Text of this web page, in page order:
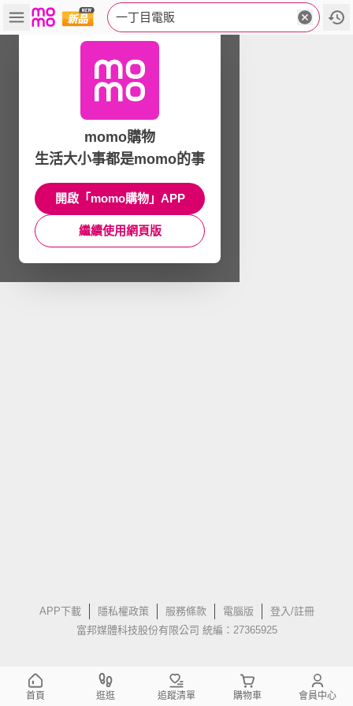
一丁目電販
APP下載 隱私權政策 服務條款 電腦版
登入/註冊
富邦媒體科技股份有限公司 統編：27365925
momo購物
生活大小事都是momo的事
開啟「momo購物」APP
繼續使用網頁版
首頁 逛逛 追蹤清單 購物車 會員中心